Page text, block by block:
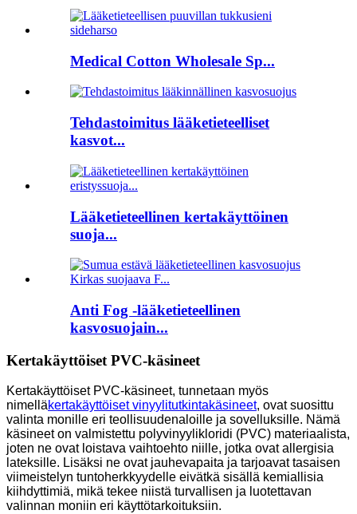
Medical Cotton Wholesale Sp...
Tehdastoimitus lääketieteelliset
kasvot...
Lääketieteellinen kertakäyttöinen
suoja...
Anti Fog -lääketieteellinen
kasvosuojain...
Kertakäyttöiset PVC-käsineet
Kertakäyttöiset PVC-käsineet, tunnetaan myös
nimelläkertakäyttöiset vinyylitutkintakäsineet, ovat suosittu
valinta monille eri teollisuudenaloille ja sovelluksille. Nämä
käsineet on valmistettu polyvinyylikloridi (PVC) materiaalista,
joten ne ovat loistava vaihtoehto niille, jotka ovat allergisia
lateksille. Lisäksi ne ovat jauhevapaita ja tarjoavat tasaisen
viimeistelyn tuntoherkkyydelle eivätkä sisällä kemiallisia
kiihdyttimiä, mikä tekee niistä turvallisen ja luotettavan
valinnan moniin eri käyttötarkoituksiin.